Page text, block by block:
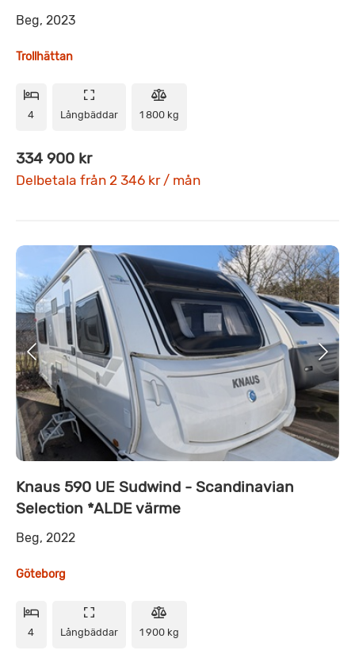
Beg, 2023
Trollhättan
4 Långbäddar 1 800 kg
334 900 kr
Delbetala från 2 346 kr / mån
Knaus 590 UE Sudwind - Scandinavian
Selection *ALDE värme
Beg, 2022
Göteborg
4 Långbäddar 1 900 kg